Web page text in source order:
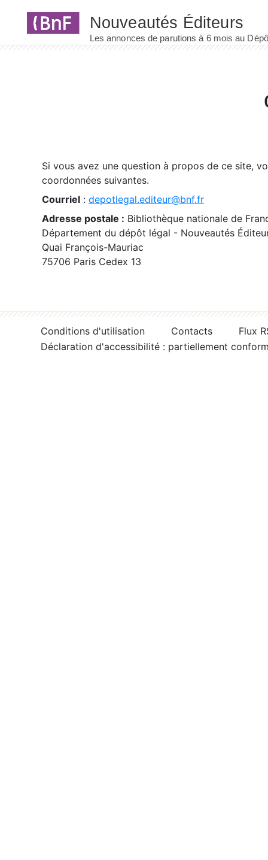
Si vous avez une question à propos de ce site,
coordonnées suivantes.
Courriel : depotlegal.editeur@bnf.fr
Adresse postale : Bibliothèque nationale de
Département du dépôt légal - Nouveautés
Quai François-Mauriac
75706 Paris Cedex 13
Conditions d'utilisation Contacts
Flux
Déclaration d'accessibilité : partiellement